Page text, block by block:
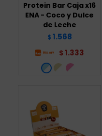
Protein Bar Caja x16
ENA - Coco y Dulce
de Leche
$ 1.568
$ 1.333